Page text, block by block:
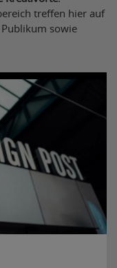
treffen hier auf
sowie